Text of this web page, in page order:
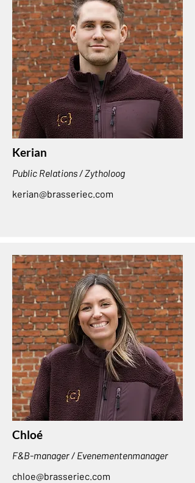
Kerian
Public Relations / Zytholoog
kerian@brasseriec.com
Chloé
F&B-manager / Evenementenmanager
chloe@brasseriec.com